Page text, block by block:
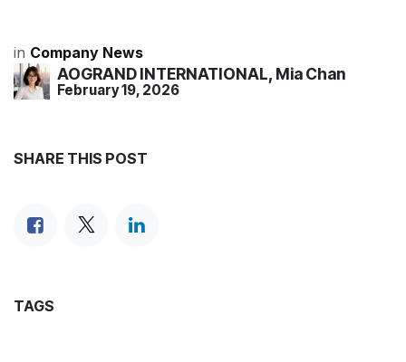
in Company News
AOGRAND INTERNATIONAL, Mia Chan
February 19, 2026
SHARE THIS POST
TAGS